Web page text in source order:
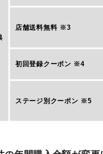
店舗送料無料 ※3
初回登録クーポン ※4
ステージ別クーポン ※5